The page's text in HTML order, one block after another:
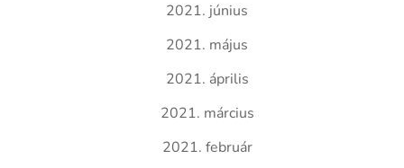
2021. június
2021. május
2021. április
2021. március
2021. február